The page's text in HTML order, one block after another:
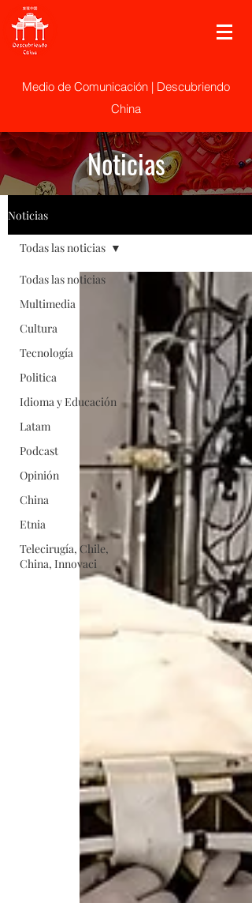
Medio de Comunicación | Descubriendo
China
Noticias
Noticias
Todas las noticias
Multimedia
Cultura
Tecnología
Politica
Idioma y Educación
Latam
Podcast
Opinión
China
Etnia
Telecirugía, Chile,
China, Innovaci
Todas las noticias